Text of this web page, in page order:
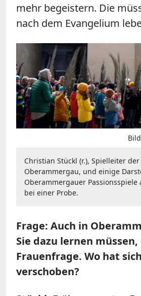
mehr begeistern. Die
nach dem Evangelium
Christian Stückl (r.), Spielleiter
Oberammergau, und einige
Oberammergauer Passionsspiele
bei einer Probe.
Frage: Auch in
Sie dazu lernen
Frauenfrage. Wo hat
verschoben?